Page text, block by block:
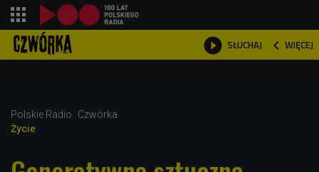
 SŁUCHAJ  WIĘCEJ

Polskie Radio
Czwórka
Życie